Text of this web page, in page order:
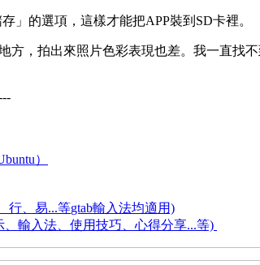
」的選項，這樣才能把APP裝到SD卡裡。
，拍出來照片色彩表現也差。我一直找
）
行、易...等gtab輸入法均適用)
輸入法、使用技巧、心得分享...等)